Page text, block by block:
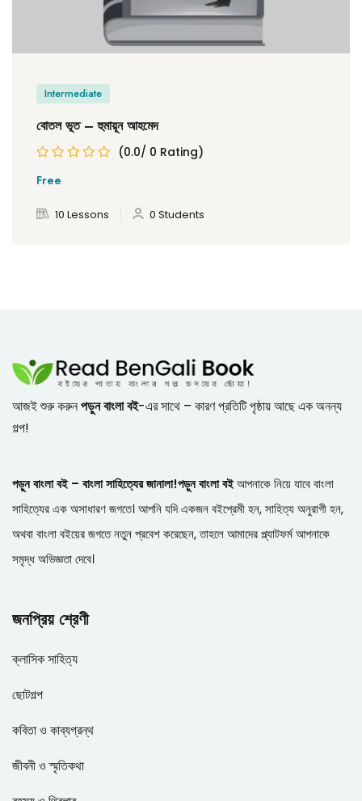
Intermediate
বোতল ভূত – হুমায়ূন আহমেদ
(0.0/ 0 Rating)
Free
10 Lessons 0 Students
আজই শুরু করুনপড়ুন বাংলা বই-এর সাথে – কারণ প্রতিটি পৃষ্ঠায় আছে এক অনন্য
গল্প!
পড়ুন বাংলা বই – বাংলা সাহিত্যের জানালা!পড়ুন বাংলা বইআপনাকে নিয়ে যাবে বাংলা
সাহিত্যের এক অসাধারণ জগতে। আপনি যদি একজন বইপ্রেমী হন, সাহিত্য অনুরাগী হন,
অথবা বাংলা বইয়ের জগতে নতুন প্রবেশ করেছেন, তাহলে আমাদের প্ল্যাটফর্ম আপনাকে
সমৃদ্ধ অভিজ্ঞতা দেবে।
জনপ্রিয় শ্রেণী
ক্লাসিক সাহিত্য
ছোটগল্প
কবিতা ও কাব্যগ্রন্থ
জীবনী ও স্মৃতিকথা